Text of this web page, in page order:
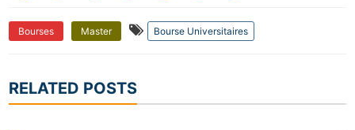
Bourses Master Bourse Universitaires
RELATED POSTS